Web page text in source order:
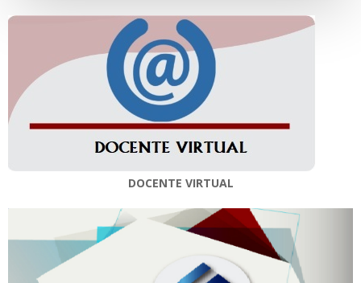
DOCENTE VIRTUAL